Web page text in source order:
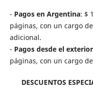
- Pagos en Argentina: $
páginas, con un cargo
adicional.
- Pagos desde el exterior
páginas, con un cargo
DESCUENTOS